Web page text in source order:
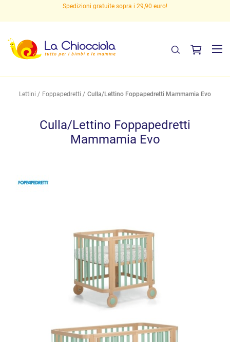
Spedizioni gratuite sopra i 29,90 euro!
Lettini Foppapedretti Culla/Lettino Foppapedretti Mammamia Evo
Culla/Lettino Foppapedretti
Mammamia Evo